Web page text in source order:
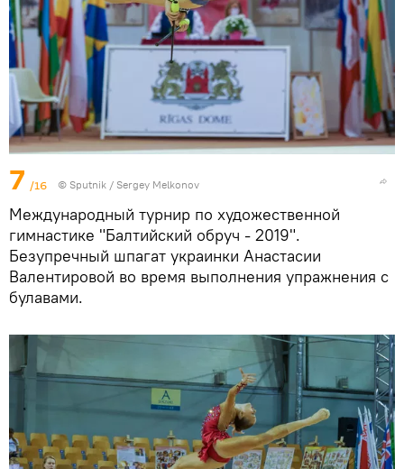
7 /16 © Sputnik / Sergey Melkonov
Международный турнир по художественной
гимнастике "Балтийский обруч - 2019".
Безупречный шпагат украинки Анастасии
Валентировой во время выполнения упражнения с
булавами.